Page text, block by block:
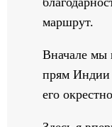
маршрут.
Вначале мы
прям Индии
его